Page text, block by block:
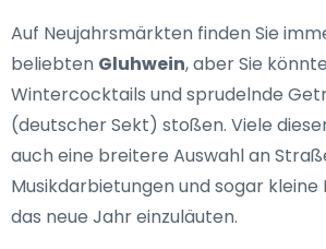
Auf Neujahrsmärkten finden Sie
beliebten Gluhwein, aber Sie
Wintercocktails und sprudelnde
(deutscher Sekt) stoßen. Viele
auch eine breitere Auswahl an
Musikdarbietungen und sogar kleine
das neue Jahr einzuläuten.